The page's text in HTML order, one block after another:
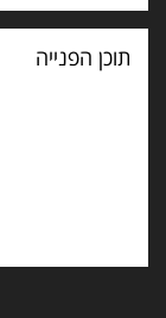
תוכן
הפנייה